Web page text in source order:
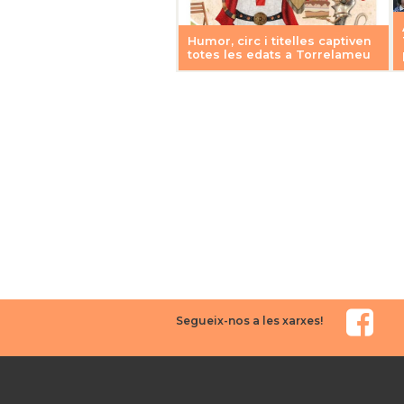
Humor, circ i titelles captiven
totes les edats a Torrelameu
Segueix-nos a les xarxes!